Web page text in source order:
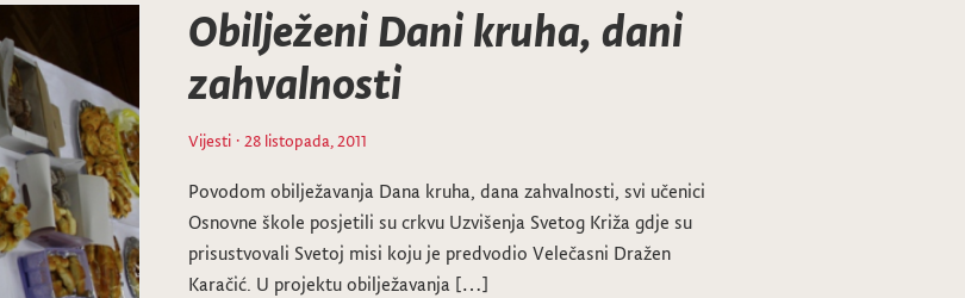
Obilježeni Dani kruha, dani
zahvalnosti
Vijesti · 28 listopada, 2011
Povodom obilježavanja Dana kruha, dana zahvalnosti, svi učenici
Osnovne škole posjetili su crkvu Uzvišenja Svetog Križa gdje su
prisustvovali Svetoj misi koju je predvodio Velečasni Dražen
Karačić. U projektu obilježavanja […]